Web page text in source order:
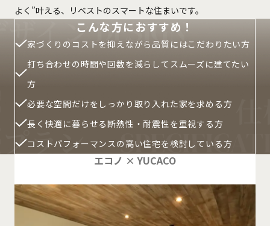
よく”叶える、リベストのスマートな住まいです。
こんな方におすすめ！
家づくりのコストを抑えながら品質にはこだわりたい方
打ち合わせの時間や回数を減らしてスムーズに建てたい
方
必要な空間だけをしっかり取り入れた家を求める方
長く快適に暮らせる断熱性・耐震性を重視する方
コストパフォーマンスの高い住宅を検討している方
エコノ × YUCACO